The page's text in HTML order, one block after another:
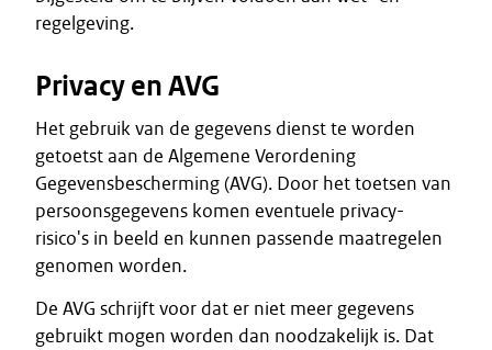
regelgeving.
Privacy en AVG
Het gebruik van de gegevens dienst te worden
getoetst aan de Algemene Verordening
Gegevensbescherming (AVG). Door het toetsen van
persoonsgegevens komen eventuele privacy-
risico's in beeld en kunnen passende maatregelen
genomen worden.
De AVG schrijft voor dat er niet meer gegevens
gebruikt mogen worden dan noodzakelijk is. Dat